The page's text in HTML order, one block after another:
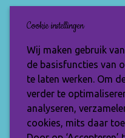
Nieuwsbrief
Wil jij op de hoogte
items en speciale
mailadres dan in
Moment
Cookie instellingen
Wij maken gebruik
de basisfuncties van
te laten werken. Om
verder te
analyseren,
cookies, mits daar